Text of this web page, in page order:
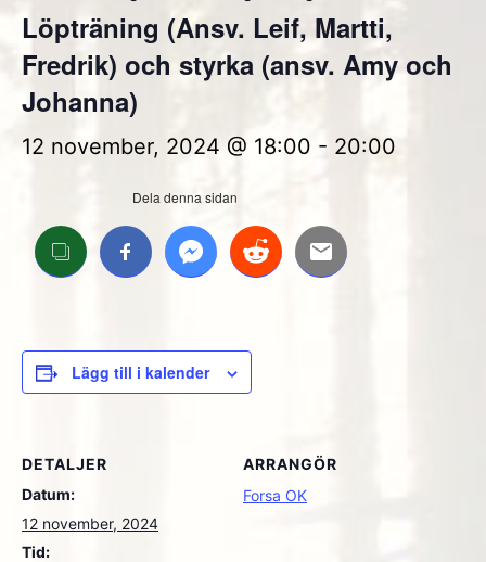
Löpträning (Ansv. Leif, Martti,
Fredrik) och styrka (ansv. Amy och
Johanna)
12 november, 2024 @ 18:00 - 20:00
Dela denna sidan
Lägg till i kalender
DETALJER
Datum:
12 november, 2024
Tid:
ARRANGÖR
Forsa OK